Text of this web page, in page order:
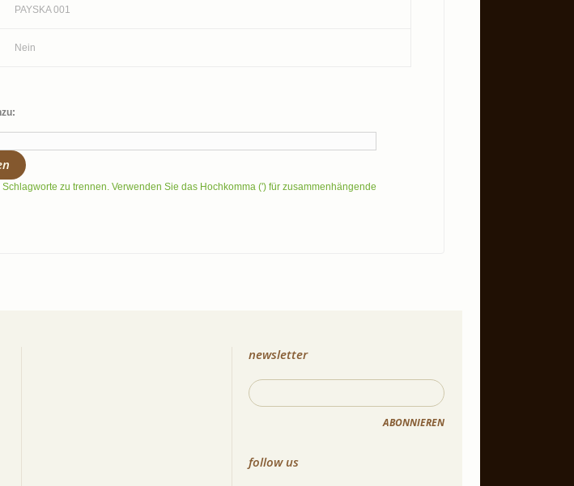
PAYSKA 001
Nein
zu trennen. Verwenden Sie das Hochkomma (') für zusammenhängende
newsletter
ABONNIEREN
follow us